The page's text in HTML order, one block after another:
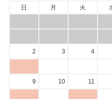
日 月 火
2 3 4
9 10 11